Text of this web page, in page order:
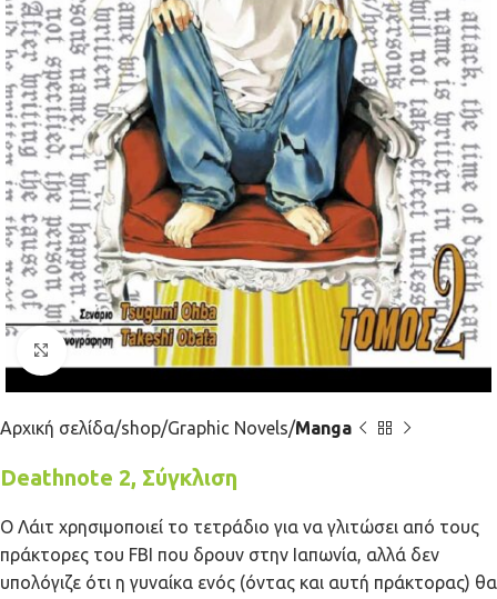
Κλικ για μεγέθυνση
Αρχική σελίδα shop Graphic Novels Manga
Deathnote 2, Σύγκλιση
Ο Λάιτ χρησιμοποιεί το τετράδιο για να γλιτώσει από τους
πράκτορες του FBI που δρουν στην Ιαπωνία, αλλά δεν
υπολόγιζε ότι η γυναίκα ενός (όντας και αυτή πράκτορας) θα